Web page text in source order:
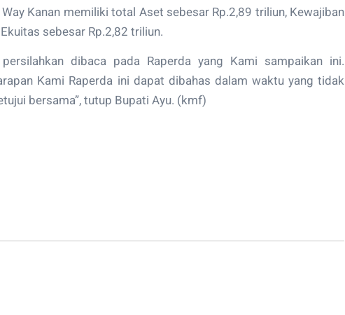
Kanan memiliki total Aset sebesar Rp.2,89 triliun, Kewajiban
sebesar Rp.2,82 triliun.
dibaca pada Raperda yang Kami sampaikan ini.
Kami Raperda ini dapat dibahas dalam waktu yang tidak
bersama”, tutup Bupati Ayu. (kmf)